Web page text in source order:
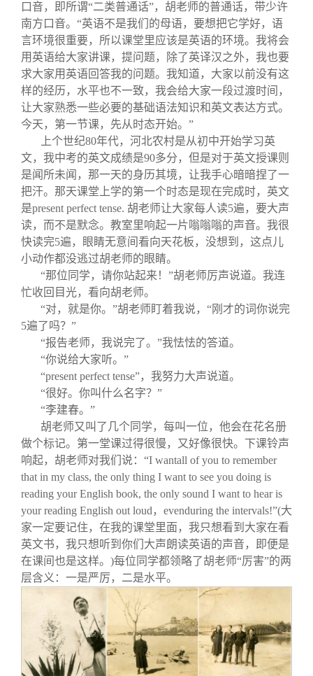
口音，即所谓“二类普通话”，胡老师的普通话，带少许
南方口音。“英语不是我们的母语，要想把它学好，语
言环境很重要，所以课堂里应该是英语的环境。我将会
用英语给大家讲课，提问题，除了英译汉之外，我也要
求大家用英语回答我的问题。我知道，大家以前没有这
样的经历，水平也不一致，我会给大家一段过渡时间，
让大家熟悉一些必要的基础语法知识和英文表达方式。
今天，第一节课，先从时态开始。”
上个世纪80年代，河北农村是从初中开始学习英
文，我中考的英文成绩是90多分，但是对于英文授课则
是闻所未闻，那一天的身历其境，让我手心暗暗捏了一
把汗。那天课堂上学的第一个时态是现在完成时，英文
是present perfect tense. 胡老师让大家每人读5遍，要大声
读，而不是默念。教室里响起一片嗡嗡嗡的声音。我很
快读完5遍，眼睛无意间看向天花板，没想到，这点儿
小动作都没逃过胡老师的眼睛。
“那位同学，请你站起来！”胡老师厉声说道。我连
忙收回目光，看向胡老师。
“对，就是你。”胡老师盯着我说，“刚才的词你说完
5遍了吗？”
“报告老师，我说完了。”我怯怯的答道。
“你说给大家听。”
“present perfect tense”，我努力大声说道。
“很好。你叫什么名字？”
“李建春。”
胡老师又叫了几个同学，每叫一位，他会在花名册
做个标记。第一堂课过得很慢，又好像很快。下课铃声
响起，胡老师对我们说：“I wantall of you to remember
that in my class, the only thing I want to see you doing is
reading your English book, the only sound I want to hear is
your reading English out loud ， evenduring the intervals!”(大
家一定要记住，在我的课堂里面，我只想看到大家在看
英文书，我只想听到你们大声朗读英语的声音，即便是
在课间也是这样。)每位同学都领略了胡老师“厉害”的两
层含义：一是严厉，二是水平。